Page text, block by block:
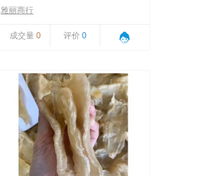
雅丽商行
成交量 0 评价 0